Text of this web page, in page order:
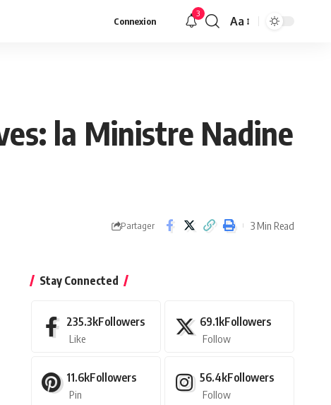
Connexion
3
Aa
la Ministre Nadine
Partager 3 Min Read
Stay Connected
235.3kFollowers
Like
69.1kFollowers
Follow
11.6kFollowers
Pin
56.4kFollowers
Follow